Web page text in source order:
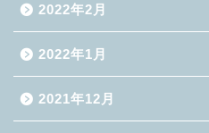
2022年2月
2022年1月
2021年12月